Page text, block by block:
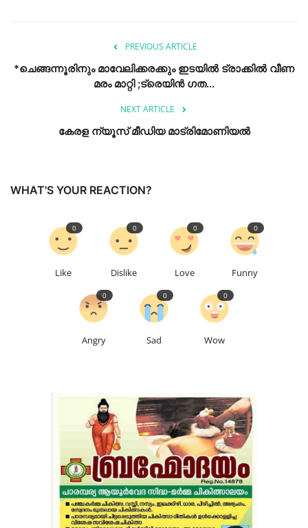
PREVIOUS ARTICLE
*ചെങ്ങന്നൂരിനും മാവേലിക്കരക്കും ഇടയില്‍ ട്രാക്കില്‍ വീണ
മരം മാറ്റി ;ട്രെയിന്‍ ഗത...
NEXT ARTICLE
കേരള ന്യൂസ് മീഡിയ മാട്രിമോണിയൽ
WHAT'S YOUR REACTION?
Like
0
Dislike
0
Love
0
Funny
0
Angry
0
Sad
0
Wow
0